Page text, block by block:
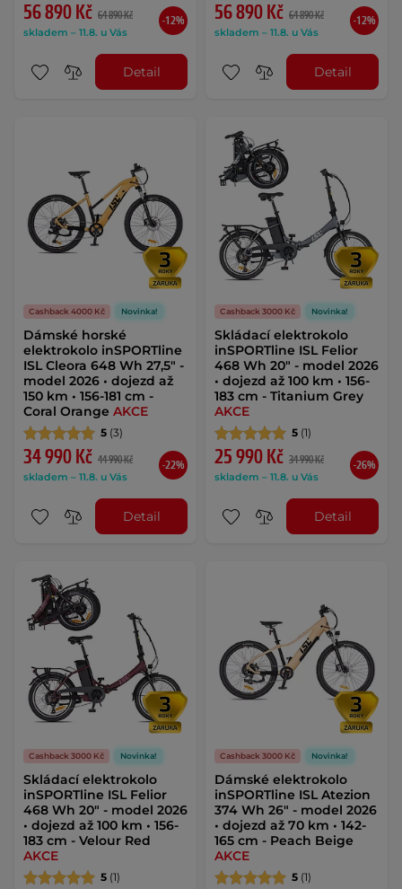
56 890 Kč 64 890 Kč
skladem – 11.8. u Vás
-12%
Detail
56 890 Kč 64 890 Kč
skladem – 11.8. u Vás
-12%
Detail
Cashback 4000 Kč Novinka!
Dámské horské
elektrokolo inSPORTline
ISL Cleora 648 Wh 27,5" -
model 2026 • dojezd až
150 km • 156-181 cm -
Coral Orange AKCE
5 (3)
34 990 Kč 44 990 Kč
skladem – 11.8. u Vás
-22%
Detail
Cashback 3000 Kč Novinka!
Skládací elektrokolo
inSPORTline ISL Felior
468 Wh 20" - model 2026
• dojezd až 100 km • 156-
183 cm - Titanium Grey
AKCE
5 (1)
25 990 Kč 34 990 Kč
skladem – 11.8. u Vás
-26%
Detail
Cashback 3000 Kč Novinka!
Skládací elektrokolo
inSPORTline ISL Felior
468 Wh 20" - model 2026
• dojezd až 100 km • 156-
183 cm - Velour Red
AKCE
5 (1)
Cashback 3000 Kč Novinka!
Dámské elektrokolo
inSPORTline ISL Atezion
374 Wh 26" - model 2026
• dojezd až 70 km • 142-
165 cm - Peach Beige
AKCE
5 (1)